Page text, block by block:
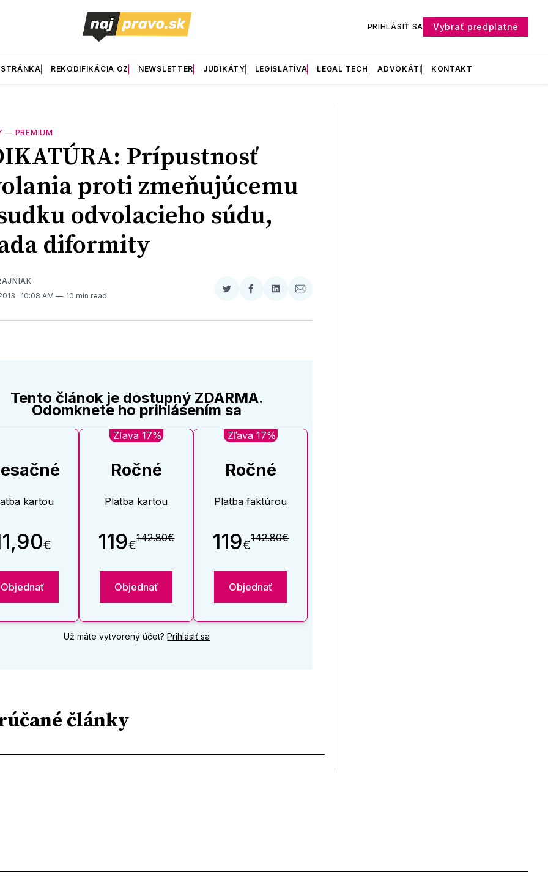
PRIHLÁSIŤ SA Vybrať predplatné
REKODIFIKÁCIA OZ NEWSLETTER JUDIKÁTY LEGISLATÍVA LEGAL TECH ADVOKÁTI KONTAKT
— PREMIUM
Prípustnosť
proti zmeňujúcemu
odvolacieho súdu,
diformity
. 10:08 AM 10 min read
Zdieľať
Twitter
Zdieľať
Facebooku
Zdieľať
LinkedIne
Zdieľať
E-
Tento článok je dostupný ZDARMA.
Odomknete ho prihlásením sa
kartou
€
Objednať
Zľava 17%
Ročné
Platba kartou
119€142.80€
Objednať
Zľava 17%
Ročné
Platba faktúrou
119€142.80€
Objednať
Už máte vytvorený účet?Prihlásiť sa
články